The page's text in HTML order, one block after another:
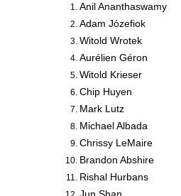
Anil Ananthaswamy
Adam Józefiok
Witold Wrotek
Aurélien Géron
Witold Krieser
Chip Huyen
Mark Lutz
Michael Albada
Chrissy LeMaire
Brandon Abshire
Rishal Hurbans